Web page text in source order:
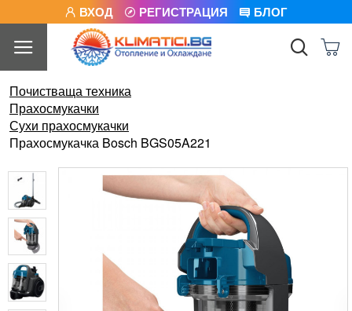
ВХОД РЕГИСТРАЦИЯ БЛОГ
Почистваща техника
Прахосмукачки
Сухи прахосмукачки
Прахосмукачка Bosch BGS05A221